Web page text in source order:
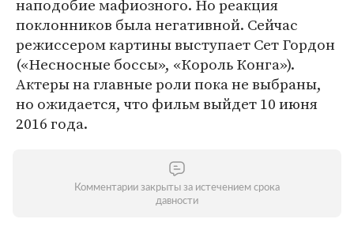
наподобие мафиозного. Но реакция
поклонников была негативной. Сейчас
режиссером картины выступает Сет Гордон
(«Несносные боссы», «Король Конга»).
Актеры на главные роли пока не выбраны,
но ожидается, что фильм выйдет 10 июня
2016 года.
Комментарии закрыты за истечением срока
давности